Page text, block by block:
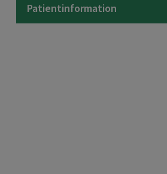
Patientinformation